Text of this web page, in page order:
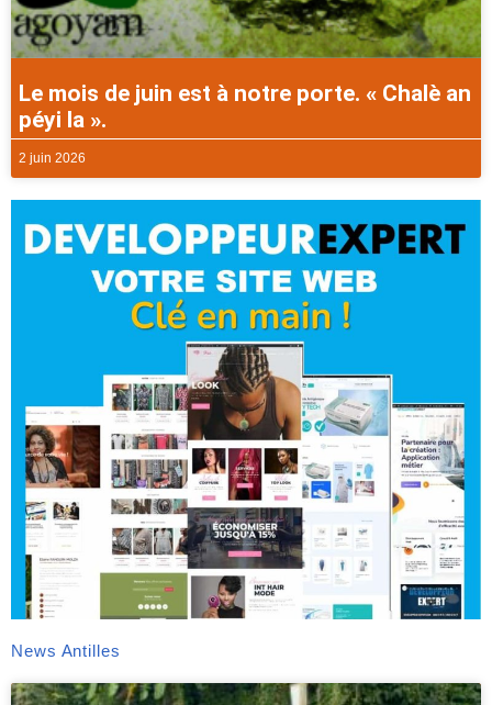
Le mois de juin est à notre porte. « Chalè an
péyi la ».
2 juin 2026
News Antilles